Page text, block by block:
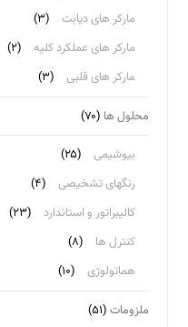
مارکر های دیابت
(۳)
مارکر های عملکرد کلیه
(۲)
مارکر های قلبی
(۳)
محلول ها (۷۰)
بیوشیمی
(۲۵)
رنگهای تشخیصی
(۴)
کالیبراتور و استاندارد
(۲۳)
کنترل ها
(۸)
هماتولوژی
(۱۰)
ملزومات (۵۱)